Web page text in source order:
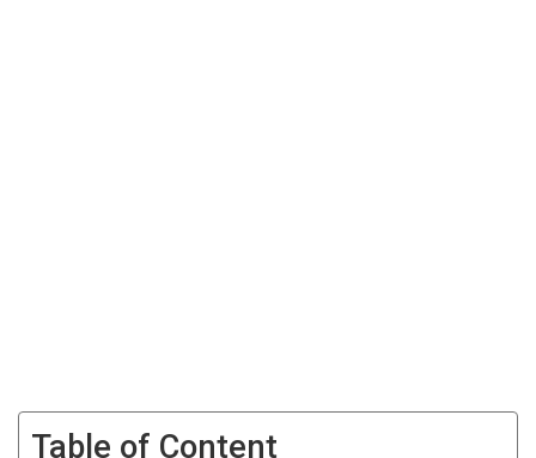
Table of Content